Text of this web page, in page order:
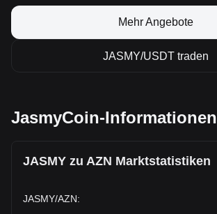
Mehr Angebote
JASMY/USDT traden
JasmyCoin-Informationen
JASMY zu AZN Marktstatistiken
JASMY/AZN: